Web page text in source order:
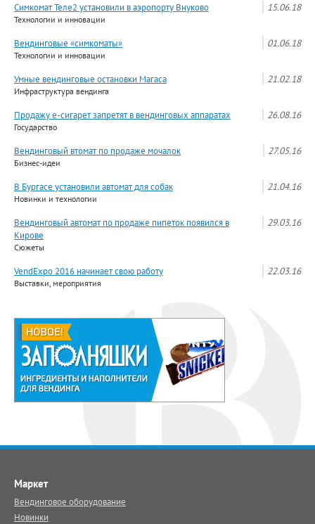
15.06.18
Симкомат Теле2 установили в аэропорту Внуково
Технологии и инновации
01.06.18
Вендинговые «симкоматы»
Технологии и инновации
21.02.18
Умные вендинговые остановки Магаса
Инфраструктура вендинга
26.08.16
Продажу е-сигарет запретят в вендинговых аппаратах
Государство
27.05.16
Вендинговый втомат по продаже мочалок
Бизнес-идеи
21.04.16
В Бургасе установили автомат для собак
Новинки и технологии
29.03.16
Вендинговый автомат по продаже пипеток появился в
Кирове
Сюжеты
22.03.16
VendExpo 2016 начинает свою работу
Выставки, мероприятия
Маркет
Вендинговое оборудование
Новинки